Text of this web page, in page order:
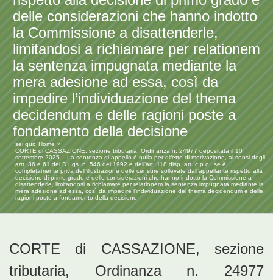
delle considerazioni che hanno indotto
la Commissione a disattenderle,
limitandosi a richiamare per relationem
la sentenza impugnata mediante la
mera adesione ad essa, così da
impedire l’individuazione del thema
decidendum e delle ragioni poste a
fondamento della decisione
sei qui:
Home
CORTE di CASSAZIONE, sezione tributaria, Ordinanza n. 24977 depositata il 10
settembre 2025 – La sentenza di appello è nulla per difetto di motivazione, ai sensi degli
artt. 36 e 61 del D.Lgs. n. 546 del 1992 e dell’art. 118 disp. att. c.p.c., se è
completamente priva dell’illustrazione delle censure sollevate dall’appellante rispetto alla
decisione di primo grado e delle considerazioni che hanno indotto la Commissione a
disattenderle, limitandosi a richiamare per relationem la sentenza impugnata mediante la
mera adesione ad essa, così da impedire l’individuazione del thema decidendum e delle
ragioni poste a fondamento della decisione
CORTE di CASSAZIONE, sezione
tributaria, Ordinanza n. 24977